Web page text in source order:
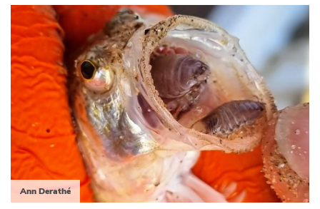
Ann Derathé